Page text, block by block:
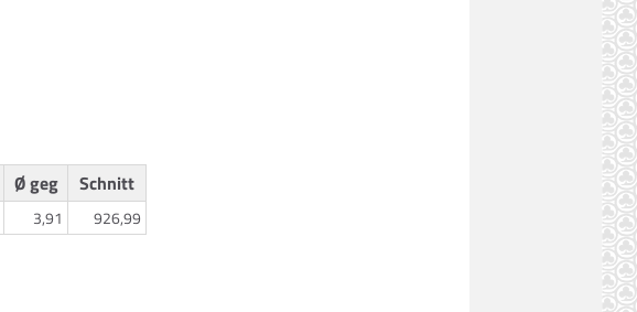
Ø geg Schnitt
3,91 926,99